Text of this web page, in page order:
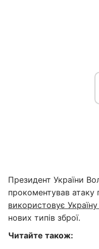
Президент України
прокоментував атаку
використовує Україну
нових типів зброї.
Читайте також: